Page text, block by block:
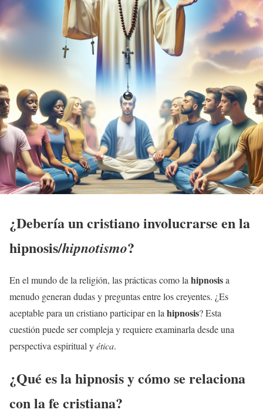
¿Debería un cristiano involucrarse en la
hipnosis/hipnotismo?
En el mundo de la religión, las prácticas como la hipnosisa
menudo generan dudas y preguntas entre los creyentes. ¿Es
aceptable para un cristiano participar en la hipnosis? Esta
cuestión puede ser compleja y requiere examinarla desde una
perspectiva espiritual yética.
¿Qué es lahipnosisy cómo se relaciona
con la fe cristiana?